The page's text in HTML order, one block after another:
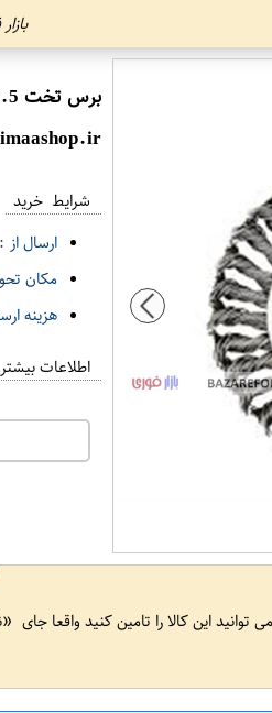
برس تخت 11.5 استیل بافته بدون مهره
شرایط خرید
ارسال از :
مکان
هزینه
اطلاعات بیشتر
این کالا را تامین کنید واقعا جای